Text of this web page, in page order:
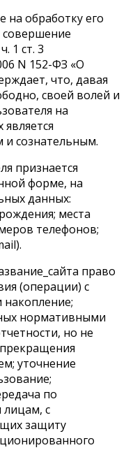
на обработку его
1 ст. 3
N 152-ФЗ «О
что, давая
своей волей и
на
сознательным.
признается
форме, на
данных:
места
телефонов;
право
(операции) с
нормативными
но не
уточнение
по
лицам, с
защиту